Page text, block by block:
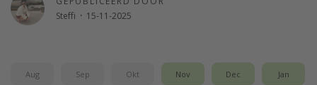
Steffi · 15-11-2025
Aug Sep Okt Nov Dec Jan